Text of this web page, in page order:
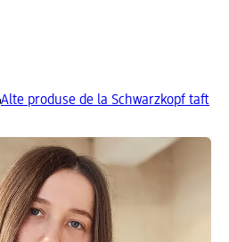
Alte produse de la Schwarzkopf taft